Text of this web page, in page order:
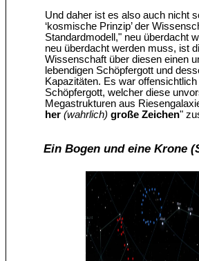
Und daher ist es also auch nicht
‘kosmische Prinzip’ der
Standardmodell," neu überdacht
neu überdacht werden muss, ist
Wissenschaft über diesen einen
lebendigen Schöpfergott und
Kapazitäten. Es war
Schöpfergott, welcher diese
Megastrukturen aus
her(wahrlich) große Zeichen"
Ein Bogen und eine Krone